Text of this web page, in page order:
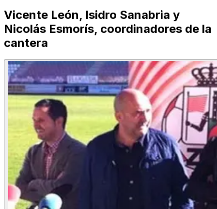
Vicente León, Isidro Sanabria y
Nicolás Esmorís, coordinadores de la
cantera